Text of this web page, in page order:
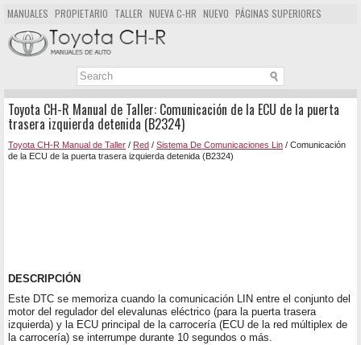
MANUALES PROPIETARIO TALLER NUEVA C-HR NUEVO PÁGINAS SUPERIORES
MAPA DEL SITIO
BUSCAR
Toyota CH-R Manual de Taller: Comunicación de la ECU de la puerta
trasera izquierda detenida (B2324)
Toyota CH-R Manual de Taller / Red / Sistema De Comunicaciones Lin / Comunicación
de la ECU de la puerta trasera izquierda detenida (B2324)
DESCRIPCIÓN
Este DTC se memoriza cuando la comunicación LIN entre el conjunto del
motor del regulador del elevalunas eléctrico (para la puerta trasera
izquierda) y la ECU principal de la carrocería (ECU de la red múltiplex de
la carrocería) se interrumpe durante 10 segundos o más.